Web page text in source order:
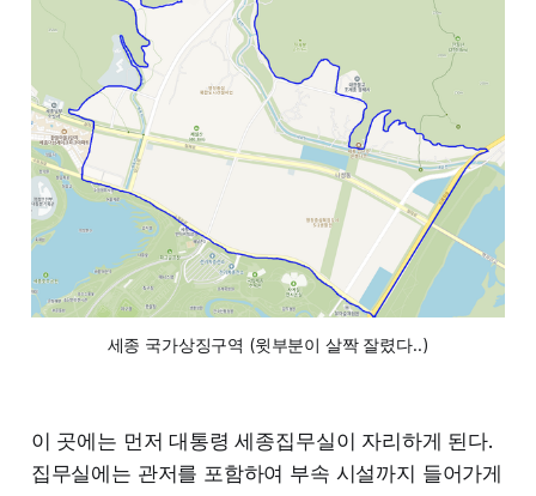
세종 국가상징구역 (윗부분이 살짝 잘렸다..)
이 곳에는 먼저 대통령 세종집무실이 자리하게 된다.
집무실에는 관저를 포함하여 부속 시설까지 들어가게